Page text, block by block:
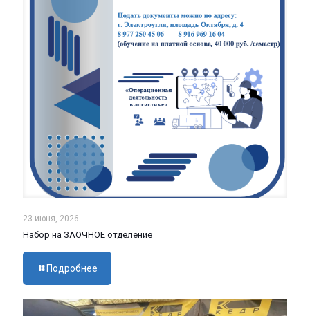
23 июня, 2026
Набор на ЗАОЧНОЕ отделение
Подробнее